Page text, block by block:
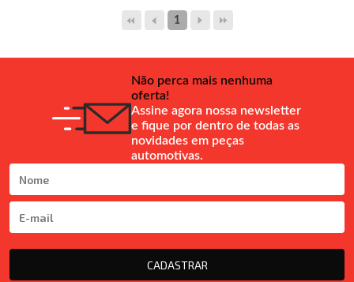
1
Não perca mais nenhuma
oferta!
Assine agora nossa newsletter
e fique por dentro de todas as
novidades em peças
automotivas.
CADASTRAR